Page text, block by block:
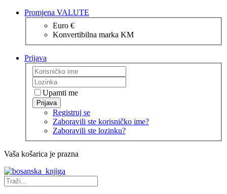
Promjena VALUTE
Euro €
Konvertibilna marka KM
Prijava
Upamti me
Prijava
Registruj se
Zaboravili ste korisničko ime?
Zaboravili ste lozinku?
Vaša košarica je prazna